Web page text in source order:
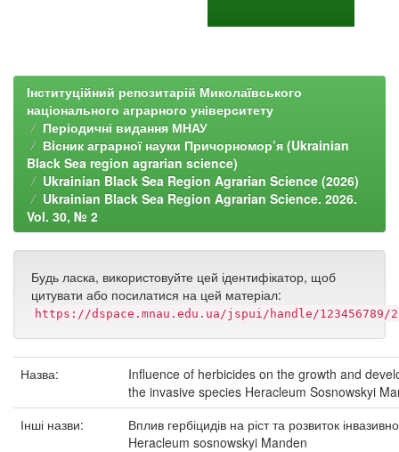
Інституційний репозитарій Миколаївського
національного аграрного університету
Періодичні видання МНАУ
Вiсник аграрної науки Причорномор’я (Ukrainian
Black Sea region agrarian science)
Ukrainian Black Sea Region Agrarian Science (2026)
Ukrainian Black Sea Region Agrarian Science. 2026.
Vol. 30, № 2
Будь ласка, використовуйте цей ідентифікатор, щоб
цитувати або посилатися на цей матеріал:
https://dspace.mnau.edu.ua/jspui/handle/123456789/
Назва:
Influence of herbicides on the growth and
the invasive species Heracleum Sosnowskyi
Інші назви:
Вплив гербіцидів на ріст та розвиток
Heracleum sosnowskyi Manden